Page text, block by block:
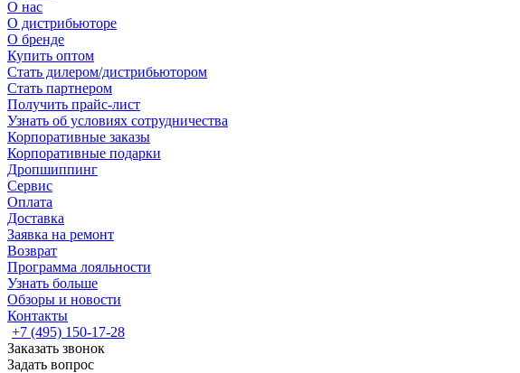
О нас
О дистрибьюторе
О бренде
Купить оптом
Стать дилером/дистрибьютором
Стать партнером
Получить прайс-лист
Узнать об условиях сотрудничества
Корпоративные заказы
Корпоративные подарки
Дропшиппинг
Сервис
Оплата
Доставка
Заявка на ремонт
Возврат
Программа лояльности
Узнать больше
Обзоры и новости
Контакты
+7 (495) 150-17-28
Заказать звонок
Задать вопрос